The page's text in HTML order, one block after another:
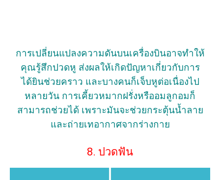
การเปลี่ยนแปลงความดันบนเครื่องบินอาจทำให้
คุณรู้สึกปวดหู ส่งผลให้เกิดปัญหาเกี่ยวกับการ
ได้ยินช่วยคราว และบางคนก็เจ็บหูต่อเนื่องไป
หลายวัน การเคี้ยวหมากฝรั่งหรืออมลูกอมก็
สามารถช่วยได้ เพราะมันจะช่วยกระตุ้นน้ำลาย
และถ่ายเทอากาศจากร่างกาย
8. ปวดฟัน